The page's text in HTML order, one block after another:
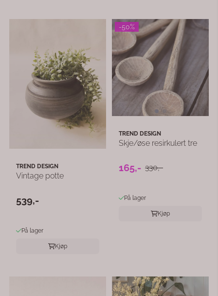
TREND DESIGN
Vintage potte
539,-
På lager
Kjøp
-50%
TREND DESIGN
Skje/øse resirkulert tre
165,- 330,-
På lager
Kjøp